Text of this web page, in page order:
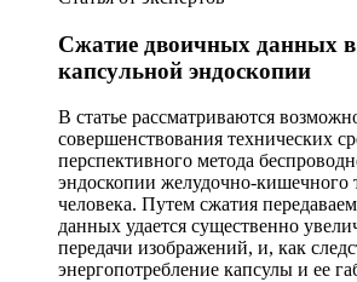
Сжатие двоичных данных в
капсульной эндоскопии
В статье рассматриваются
совершенствования технических
перспективного метода
эндоскопии желудочно-
человека. Путем сжатия
данных удается существенно
передачи изображений, и, как
энергопотребление капсулы и ее